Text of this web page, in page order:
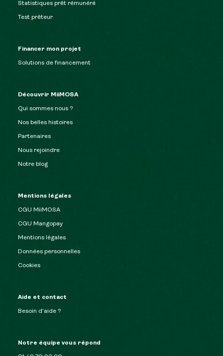
Statistiques prêt rémunéré
Test prêteur
Financer mon projet
Solutions de financement
Découvrir MiiMOSA
Qui sommes nous ?
Nos belles histoires
Partenaires
Nous rejoindre
Notre blog
Mentions légales
CGU MiiMOSA
CGU Mangopay
Mentions légales
Données personnelles
Cookies
Aide et contact
Besoin d’aide ?
Notre équipe vous répond